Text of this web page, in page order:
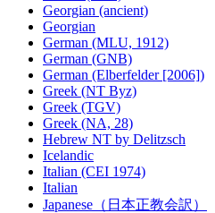
Georgian (ancient)
Georgian
German (MLU, 1912)
German (GNB)
German (Elberfelder [2006])
Greek (NT Byz)
Greek (TGV)
Greek (NA, 28)
Hebrew NT by Delitzsch
Icelandic
Italian (CEI 1974)
Italian
Japanese（日本正教会訳）